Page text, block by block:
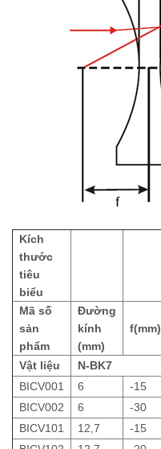
Kích
thước
tiêu
biểu
Mã số
sản
phẩm
Đường
kính
(mm)
f(mm)
Vật liệu
N-BK7
BICV001
6 -15
BICV002
6 -30
BICV101
12,7 -15